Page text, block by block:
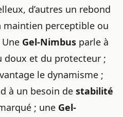
d’autres un rebond
maintien perceptible ou
Gel-Nimbus parle à
doux et du protecteur ;
le dynamisme ;
à un besoin de stabilité
; une Gel-